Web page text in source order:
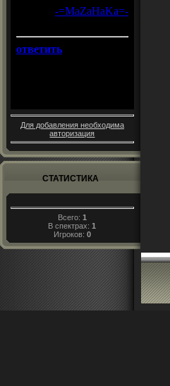
Для добавления необходима
авторизация
СТАТИСТИКА
Всего: 1
В спектрах:1
Игроков: 0